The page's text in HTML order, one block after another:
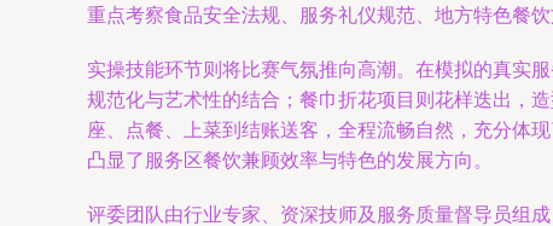
重点考察食品安全法规、服务礼仪规范、地方特色餐
实操技能环节则将比赛气氛推向高潮。在模拟的真实
规范化与艺术性的结合；餐巾折花项目则花样迭出，
座、点餐、上菜到结账送客，全程流畅自然，充分体
凸显了服务区餐饮兼顾效率与特色的发展方向。
评委团队由行业专家、资深技师及服务质量督导员组